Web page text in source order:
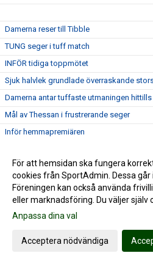
Damerna reser till Tibble
TUNG seger i tuff match
INFÖR tidiga toppmötet
Sjuk halvlek grundlade överraskande
Damerna antar tuffaste utmaningen hittills
Mål av Thessan i frustrerande seger
Inför hemmapremiären
Bred bas och bra mix när Alfta laddar om
BL INFO CUP: BRONS till Alfta
Damerna vidare till bronsmatch
BL INFO CUP: Damerna vidare till semifinal
För att hemsidan ska fungera
cookies från SportAdmin. Dessa går
Föreningen kan också använda
eller marknadsföring. Du väljer själv
Anpassa dina val
Acceptera nödvändiga